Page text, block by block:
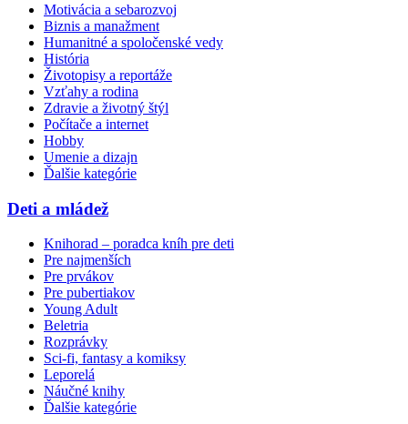
Motivácia a sebarozvoj
Biznis a manažment
Humanitné a spoločenské vedy
História
Životopisy a reportáže
Vzťahy a rodina
Zdravie a životný štýl
Počítače a internet
Hobby
Umenie a dizajn
Ďalšie kategórie
Deti a mládež
Knihorad – poradca kníh pre deti
Pre najmenších
Pre prvákov
Pre pubertiakov
Young Adult
Beletria
Rozprávky
Sci-fi, fantasy a komiksy
Leporelá
Náučné knihy
Ďalšie kategórie